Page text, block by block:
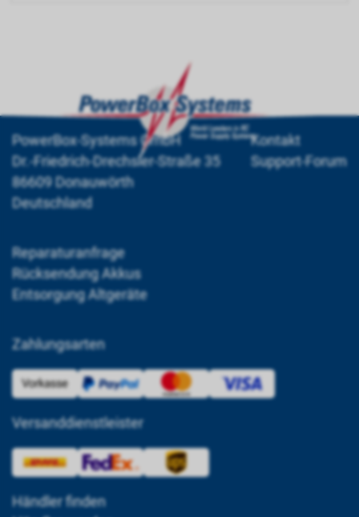
PowerBox-Systems GmbH
Dr.-Friedrich-Drechsler-Straße 35
86609 Donauwörth
Deutschland
Kontakt
Support-Forum
Reparaturanfrage
Rücksendung Akkus
Entsorgung Altgeräte
Zahlungsarten
Versanddienstleister
Händler finden